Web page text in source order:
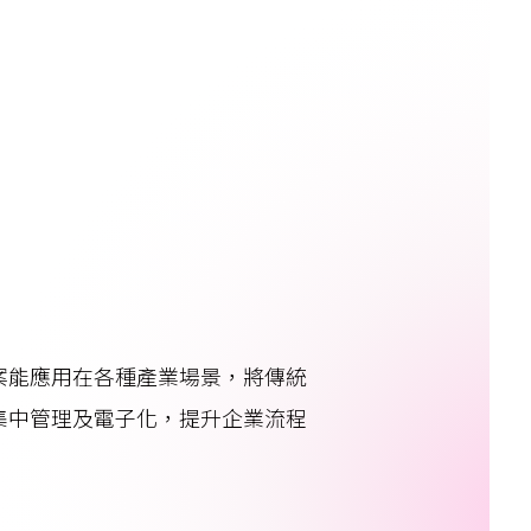
應用在各種產業場景，將傳統
管理及電子化，提升企業流程